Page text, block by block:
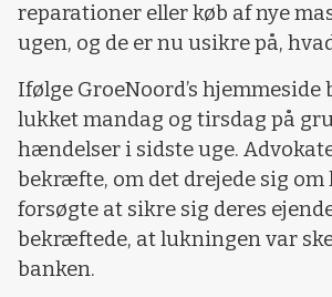
reparationer eller køb af nye
ugen, og de er nu usikre på,
Ifølge GroeNoord’s
lukket mandag og tirsdag på
hændelser i sidste uge.
bekræfte, om det drejede sig om
forsøgte at sikre sig deres
bekræftede, at lukningen var
banken.